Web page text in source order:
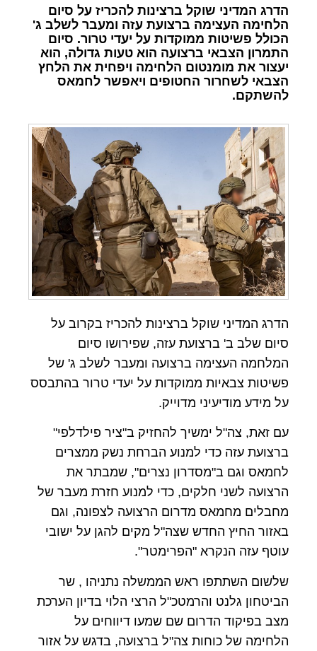
הדרג המדיני שוקל ברצינות להכריז על סיום
הלחימה העצימה ברצועת עזה ומעבר לשלב ג'
הכולל פשיטות ממוקדות על יעדי טרור. סיום
התמרון הצבאי ברצועה הוא טעות גדולה, הוא
יעצור את מומנטום הלחימה ויפחית את הלחץ
הצבאי לשחרור החטופים ויאפשר לחמאס
להשתקם.
הדרג המדיני שוקל ברצינות להכריז בקרוב על
סיום שלב ב' ברצועת עזה, שפירושו סיום
המלחמה העצימה ברצועה ומעבר לשלב ג' של
פשיטות צבאיות ממוקדות על יעדי טרור בהתבסס
על מידע מודיעיני מדוייק.
עם זאת, צה"ל ימשיך להחזיק ב"ציר פילדלפי"
ברצועת עזה כדי למנוע הברחת נשק ממצרים
לחמאס וגם ב"מסדרון נצרים", שמבתר את
הרצועה לשני חלקים, כדי למנוע חזרת מעבר של
מחבלים מחמאס מדרום הרצועה לצפונה, וגם
באזור החיץ החדש שצה"ל מקים להגן על ישובי
עוטף עזה הנקרא "הפרימטר".
שלשום השתתפו ראש הממשלה נתניהו , שר
הביטחון גלנט והרמטכ"ל הרצי הלוי בדיון הערכת
מצב בפיקוד הדרום שם שמעו דיווחים על
הלחימה של כוחות צה"ל ברצועה, בדגש על אזור